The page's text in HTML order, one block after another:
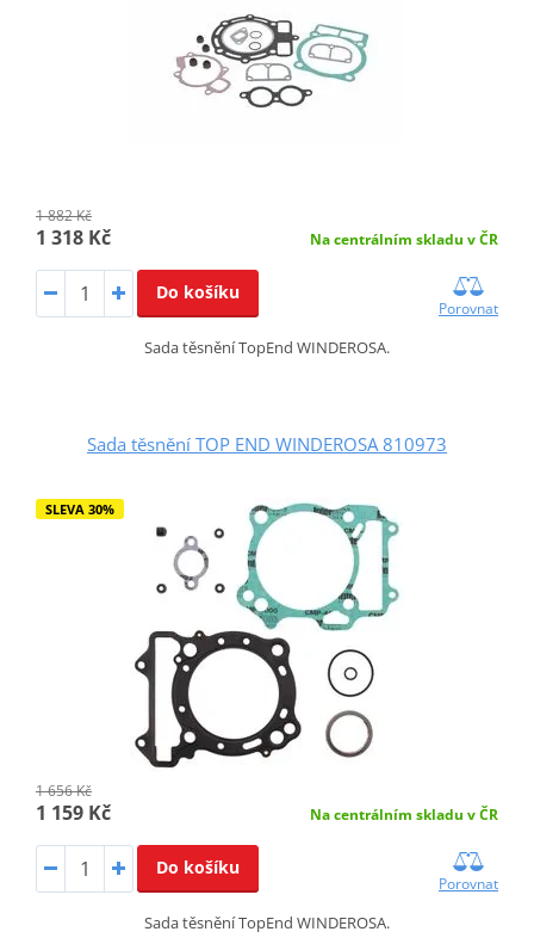
1 882 Kč
1 318 Kč Na centrálním skladu v ČR
Do košíku
Porovnat
Sada těsnění TopEnd WINDEROSA.
Sada těsnění TOP END WINDEROSA 810973
SLEVA 30%
1 656 Kč
1 159 Kč Na centrálním skladu v ČR
Do košíku
Porovnat
Sada těsnění TopEnd WINDEROSA.